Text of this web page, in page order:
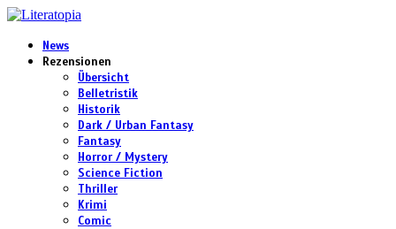
News
Rezensionen
Übersicht
Belletristik
Historik
Dark / Urban Fantasy
Fantasy
Horror / Mystery
Science Fiction
Thriller
Krimi
Comic